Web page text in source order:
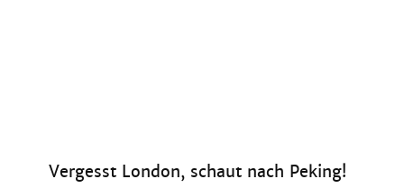
Vergesst London, schaut nach Peking!